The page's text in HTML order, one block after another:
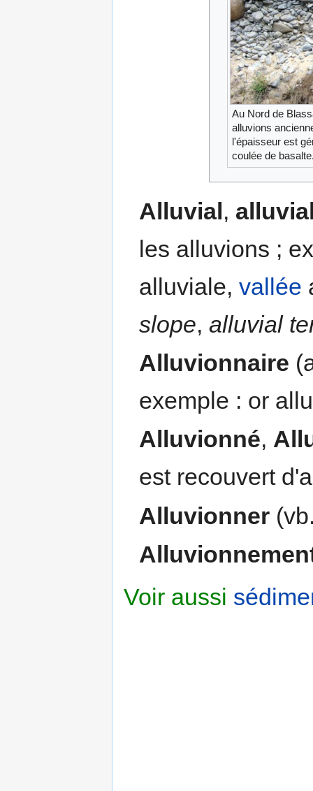
Au Nord de
alluvions
l'épaisseur est
coulée de
Alluvial,
les alluvions ;
alluviale,vallée
slope,alluvial
Alluvionnaire
exemple : or
Alluvionné,
est recouvert
Alluvionner
Voir aussi